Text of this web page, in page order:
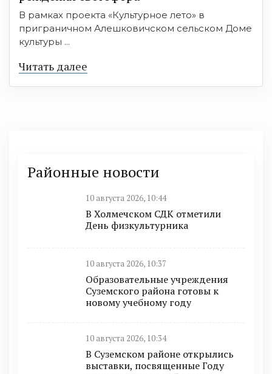
В рамках проекта «Культурное лето» в
приграничном Алешковичском сельском Доме
культуры ...
Читать далее
Районные новости
10 августа 2026, 10:44
В Холмечском СДК отметили
День физкультурника
10 августа 2026, 10:37
Образовательные учреждения
Суземского района готовы к
новому учебному году
10 августа 2026, 10:34
В Суземском районе открылись
выставки, посвященные Году